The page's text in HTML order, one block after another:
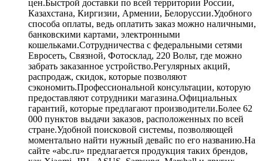
цен.Быстрой доставки по всей территории России,
Казахстана, Киргизии, Армении, Белоруссии.Удобного
способа оплаты, ведь оплатить заказ можно наличными,
банковскими картами, электронными
кошельками.Сотрудничества с федеральными сетями
Евросеть, Связной, Фотосклад, 220 Вольт, где можно
забрать заказанное устройство.Регулярных акций,
распродаж, скидок, которые позволяют
сэкономить.Профессиональной консультации, которую
предоставляют сотрудники магазина.Официальных
гарантий, которые предлагают производители.Более 62
000 пунктов выдачи заказов, расположенных по всей
стране.Удобной поисковой системы, позволяющей
моментально найти нужный девайс по его названию.На
сайте «abc.ru» предлагается продукция таких брендов,